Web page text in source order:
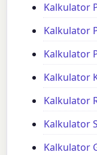
Kalkulator
Kalkulator
Kalkulator
Kalkulator
Kalkulator
Kalkulator
Kalkulator